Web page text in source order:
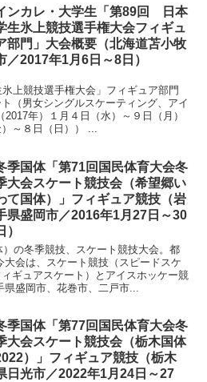
ンカレ・大学生「第89回 日本
生氷上競技選手権大会フィギュ
部門」大会概要（北海道苫小牧
／2017年1月6日～8日）
上競技選手権大会」フィギュア部門
（男女シングルスケーティング、アイ
年）１月４日（水）～９日（月）
～８日（日）） ...
季国体「第71回国民体育大会冬
大会スケート競技会（希望郷い
て国体）」フィギュア競技（岩
県盛岡市／2016年1月27日～30
）
の冬季競技、スケート競技大会。都
会は、スケート競技（スピードスケ
ギュアスケート）とアイスホッケー競
盛岡市、花巻市、二戸市...
季国体「第77回国民体育大会冬
大会スケート競技会（栃木国体
）」フィギュア競技（栃木
日光市／2022年1月24日～27